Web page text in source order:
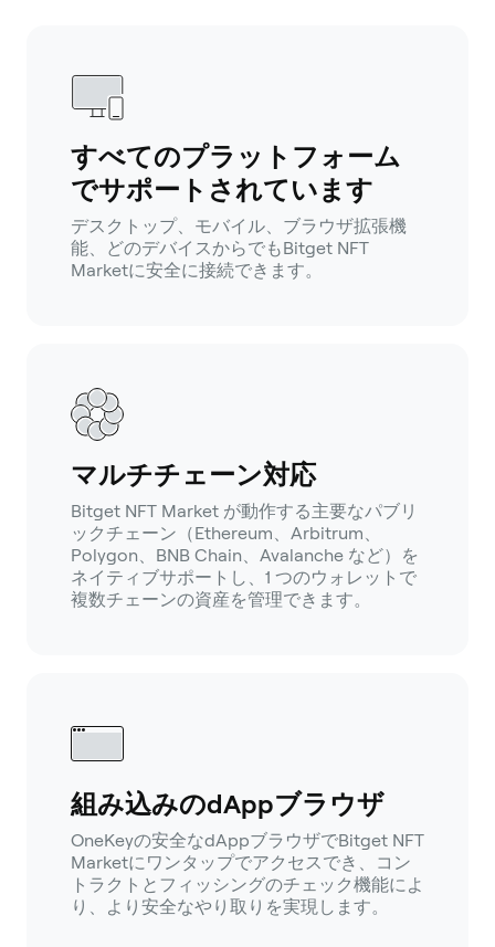
すべてのプラットフォーム
でサポートされています
デスクトップ、モバイル、ブラウザ拡張機
能、どのデバイスからでもBitget NFT
Marketに安全に接続できます。
マルチチェーン対応
Bitget NFT Market が動作する主要なパブリ
ックチェーン（Ethereum、Arbitrum、
Polygon、BNB Chain、Avalanche など）を
ネイティブサポートし、1 つのウォレットで
複数チェーンの資産を管理できます。
組み込みのdAppブラウザ
OneKeyの安全なdAppブラウザでBitget NFT
Marketにワンタップでアクセスでき、コン
トラクトとフィッシングのチェック機能によ
り、より安全なやり取りを実現します。